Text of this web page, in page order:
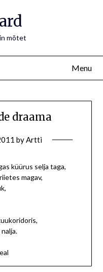
mõtet
Menu
draama
byArtti
küürus selja taga,
magav,